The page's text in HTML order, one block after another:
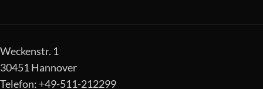
Weckenstr. 1
30451 Hannover
Telefon: +49-511-212299